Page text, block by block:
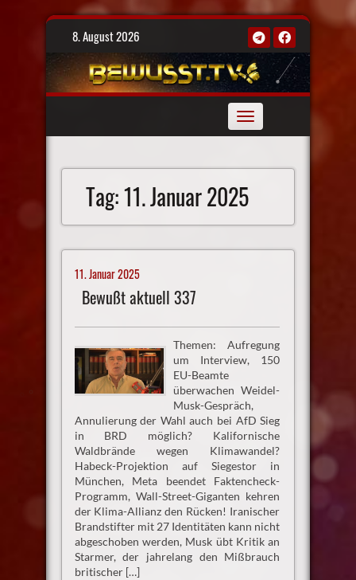
Skip
8. August 2026
Toggle
navigation
Tag:11. Januar 2025
11. Januar 2025
Bewußt aktuell 337
Themen: Aufregung
um Interview, 150
EU-Beamte
überwachen Weidel-
Musk-Gespräch,
Annulierung der Wahl auch bei AfD Sieg
in BRD möglich? Kalifornische
Waldbrände wegen Klimawandel?
Habeck-Projektion auf Siegestor in
München, Meta beendet Faktencheck-
Programm, Wall-Street-Giganten kehren
der Klima-Allianz den Rücken! Iranischer
Brandstifter mit 27 Identitäten kann nicht
abgeschoben werden, Musk übt Kritik an
Starmer, der jahrelang den Mißbrauch
britischer […]